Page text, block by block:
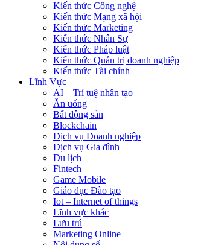
Kiến thức Công nghệ
Kiến thức Mạng xã hội
Kiến thức Marketing
Kiến thức Nhân Sự
Kiến thức Pháp luật
Kiến thức Quản trị doanh nghiệp
Kiến thức Tài chính
Lĩnh Vực
AI – Trí tuệ nhân tạo
Ăn uống
Bất động sản
Blockchain
Dịch vụ Doanh nghiệp
Dịch vụ Gia đình
Du lịch
Fintech
Game Mobile
Giáo dục Đào tạo
Iot – Internet of things
Lĩnh vực khác
Lưu trú
Marketing Online